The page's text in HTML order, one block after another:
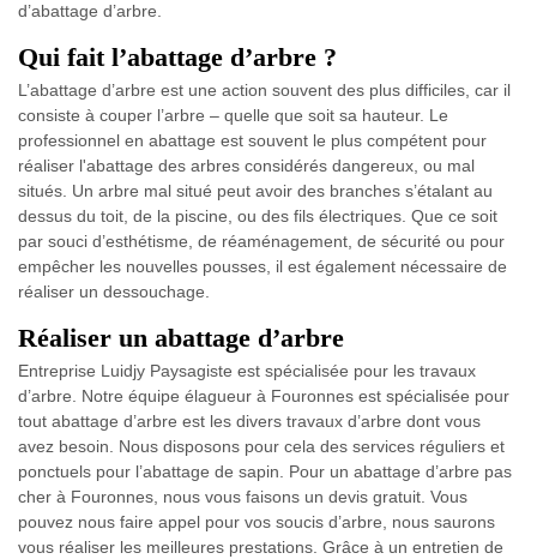
d’abattage d’arbre.
Qui fait l’abattage d’arbre ?
L’abattage d’arbre est une action souvent des plus difficiles, car il
consiste à couper l’arbre – quelle que soit sa hauteur. Le
professionnel en abattage est souvent le plus compétent pour
réaliser l'abattage des arbres considérés dangereux, ou mal
situés. Un arbre mal situé peut avoir des branches s’étalant au
dessus du toit, de la piscine, ou des fils électriques. Que ce soit
par souci d’esthétisme, de réaménagement, de sécurité ou pour
empêcher les nouvelles pousses, il est également nécessaire de
réaliser un dessouchage.
Réaliser un abattage d’arbre
Entreprise Luidjy Paysagiste est spécialisée pour les travaux
d’arbre. Notre équipe élagueur à Fouronnes est spécialisée pour
tout abattage d’arbre est les divers travaux d’arbre dont vous
avez besoin. Nous disposons pour cela des services réguliers et
ponctuels pour l’abattage de sapin. Pour un abattage d’arbre pas
cher à Fouronnes, nous vous faisons un devis gratuit. Vous
pouvez nous faire appel pour vos soucis d’arbre, nous saurons
vous réaliser les meilleures prestations. Grâce à un entretien de